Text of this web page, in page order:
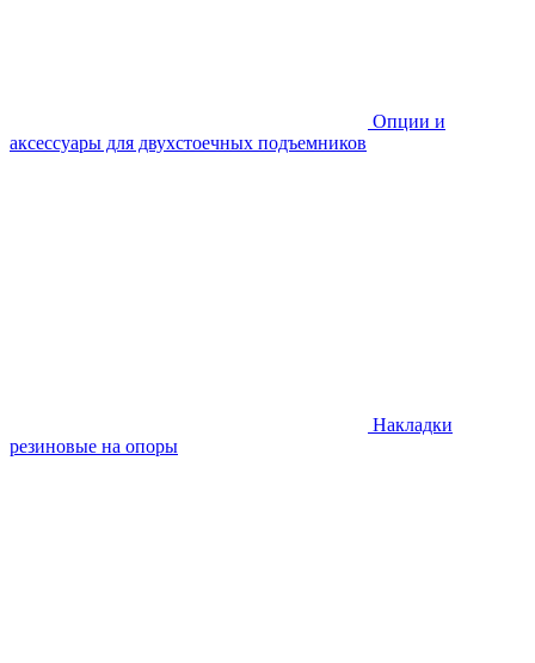
Опции и
аксессуары для двухстоечных подъемников
Накладки
резиновые на опоры